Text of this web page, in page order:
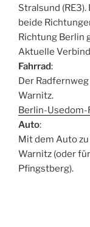
Stralsund
beide
Richtung Berlin
Aktuelle
Fahrrad:
Der
Warnitz.
Berlin-
Auto:
Mit dem Auto
Warnitz (oder
Pfingstberg).